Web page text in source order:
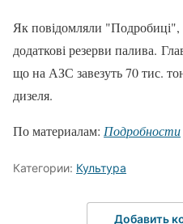
Як повідомляли
додаткові резерви палива.
що на АЗС завезуть 70 тис.
дизеля.
По материалам: Подробности
Категории: Культура
Добавить